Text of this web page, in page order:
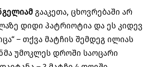
გააკეთა, ცხოვრებაში არ
დიდი პატრიოტია და ეს კიდევ
“ – თქვა მატჩის შემდეგ ილიას
უმოკლეს დროში საოცარი